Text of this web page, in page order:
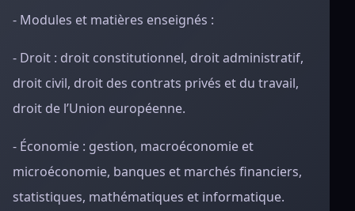
- Modules et matières enseignés :
- Droit : droit constitutionnel, droit administratif,
droit civil, droit des contrats privés et du travail,
droit de l’Union européenne.
- Économie : gestion, macroéconomie et
microéconomie, banques et marchés financiers,
statistiques, mathématiques et informatique.